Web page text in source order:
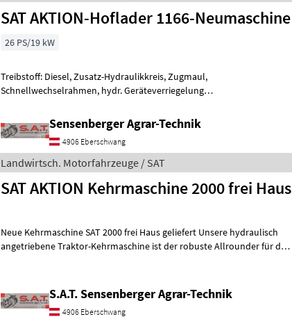
SAT AKTION-Hoflader 1166-Neumaschine
26 PS/19 kW
Treibstoff: Diesel, Zusatz-Hydraulikkreis, Zugmaul,
Schnellwechselrahmen, hydr. Geräteverriegelung
Sensenberger Agrar-Technik
4906 Eberschwang
Landwirtsch. Motorfahrzeuge / SAT
SAT AKTION Kehrmaschine 2000 frei Haus
Neue Kehrmaschine SAT 2000 frei Haus geliefert Unsere hydraulisch
angetriebene Traktor-Kehrmaschine ist der robuste Allrounder für das
S.A.T. Sensenberger Agrar-Technik
4906 Eberschwang